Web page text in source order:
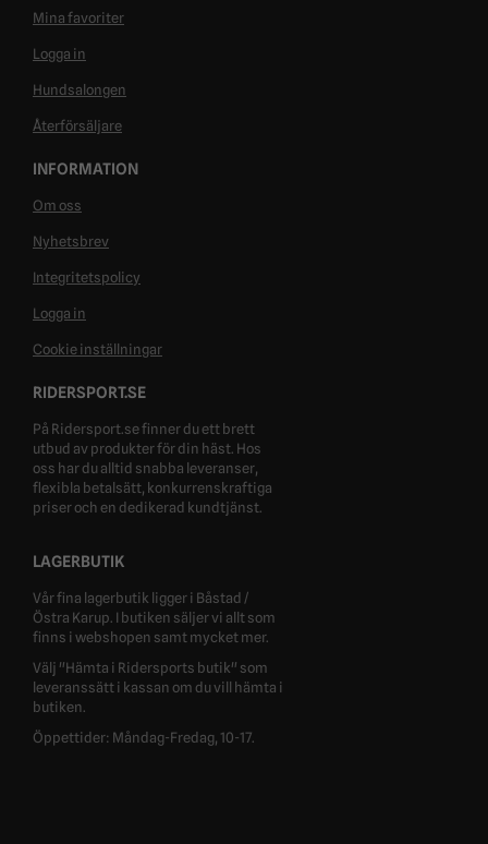
Mina favoriter
Logga in
Hundsalongen
Återförsäljare
INFORMATION
Om oss
Nyhetsbrev
Integritetspolicy
Logga in
Cookie inställningar
RIDERSPORT.SE
På Ridersport.se finner du ett brett
utbud av produkter för din häst. Hos
oss har du alltid snabba leveranser,
flexibla betalsätt, konkurrenskraftiga
priser och en dedikerad kundtjänst.
LAGERBUTIK
Vår fina lagerbutik ligger i Båstad /
Östra Karup. I butiken säljer vi allt som
finns i webshopen samt mycket mer.
Välj "Hämta i Ridersports butik" som
leveranssätt i kassan om du vill hämta i
butiken.
Öppettider: Måndag-Fredag, 10-17.